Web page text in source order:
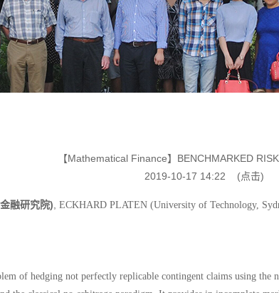
【Mathematical Finance】BENCHMARKED
2019-10-17 14:22
(点击)
融研究院) ECKHARD PLATEN (University of Technology,
of hedging not perfectly replicable contingent claims using the